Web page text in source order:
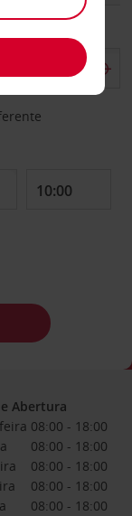
Abertura
08:00 - 18:00
08:00 - 18:00
08:00 - 18:00
08:00 - 18:00
08:00 - 18:00